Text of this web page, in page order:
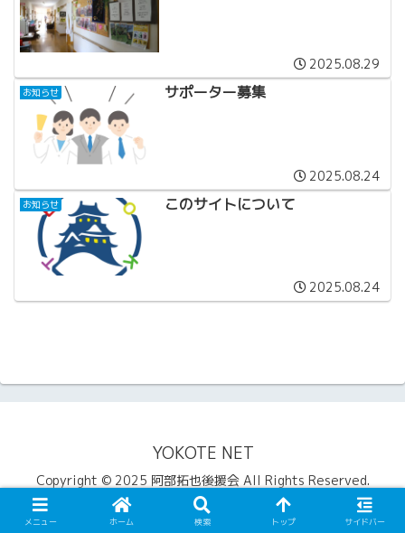
2025.08.29
お知らせ サポーター募集
2025.08.24
お知らせ このサイトについて
2025.08.24
YOKOTE NET
Copyright © 2025 阿部拓也後援会 All Rights Reserved.
メニュー ホーム 検索 トップ サイドバー